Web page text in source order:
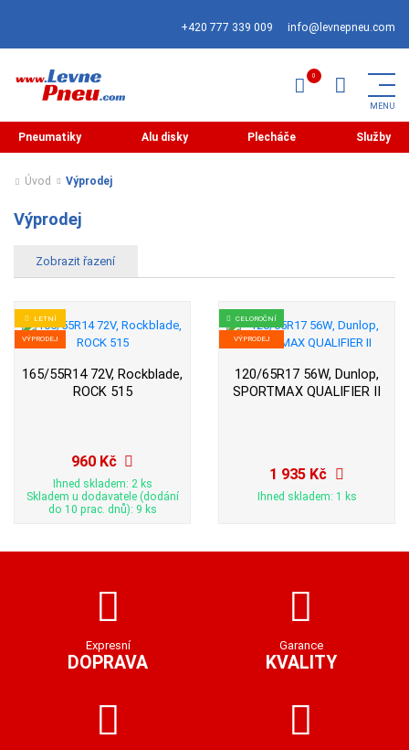
+420 777 339 009 info@levnepneu.com
Pneumatiky Alu disky Plecháče Služby
Úvod Výprodej
Výprodej
LETNÍ
VÝPRODEJ
165/55R14 72V, Rockblade,
ROCK 515
960 Kč
Ihned skladem: 2 ks
Skladem u dodavatele (dodání
do 10 prac. dnů): 9 ks
CELOROČNÍ
VÝPRODEJ
120/65R17 56W, Dunlop,
SPORTMAX QUALIFIER II
1 935 Kč
Ihned skladem: 1 ks
Expresní
DOPRAVA
Garance
KVALITY